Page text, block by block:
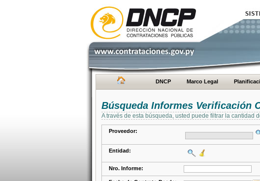
DNCP Marco Legal
Búsqueda Informes Verificación
A través de esta búsqueda, usted puede filtrar la cantidad
Proveedor:
Entidad:
Nro. Informe: